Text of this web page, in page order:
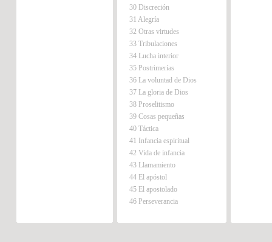
30 Discreción
31 Alegría
32 Otras virtudes
33 Tribulaciones
34 Lucha interior
35 Postrimerías
36 La voluntad de Dios
37 La gloria de Dios
38 Proselitismo
39 Cosas pequeñas
40 Táctica
41 Infancia espiritual
42 Vida de infancia
43 Llamamiento
44 El apóstol
45 El apostolado
46 Perseverancia